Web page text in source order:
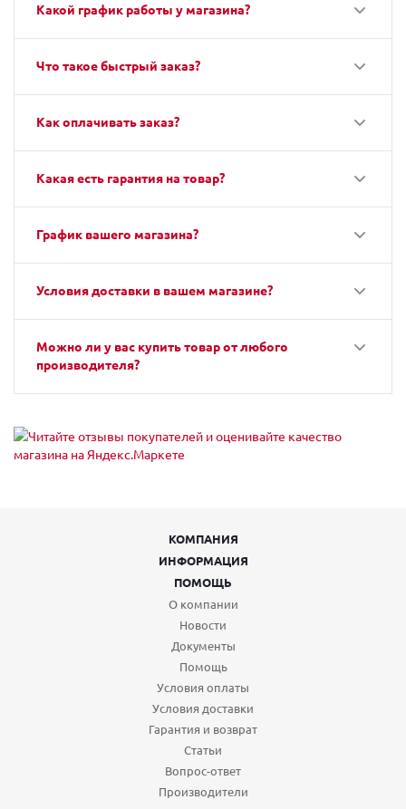
Какой график работы у магазина?
Что такое быстрый заказ?
Как оплачивать заказ?
Какая есть гарантия на товар?
График вашего магазина?
Условия доставки в вашем магазине?
Можно ли у вас купить товар от любого
производителя?
КОМПАНИЯ
ИНФОРМАЦИЯ
ПОМОЩЬ
О компании
Новости
Документы
Помощь
Условия оплаты
Условия доставки
Гарантия и возврат
Статьи
Вопрос-ответ
Производители